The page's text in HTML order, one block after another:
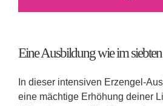
Eine Ausbildung wie im
In dieser intensiven Erzengel-
eine mächtige Erhöhung deiner